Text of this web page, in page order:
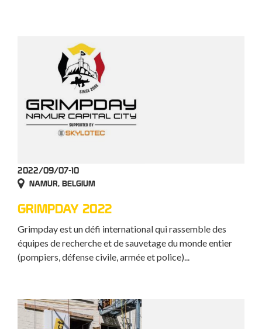
2022/09/07-10
NAMUR, BELGIUM
GRIMPDAY 2022
Grimpday est un défi international qui rassemble des
équipes de recherche et de sauvetage du monde entier
(pompiers, défense civile, armée et police)...